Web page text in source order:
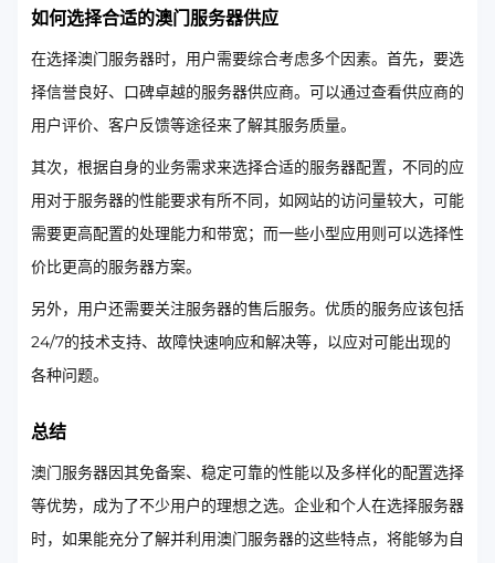
如何选择合适的澳门服务器供应
在选择澳门服务器时，用户需要综合考虑多个因素。首先，要选
择信誉良好、口碑卓越的服务器供应商。可以通过查看供应商的
用户评价、客户反馈等途径来了解其服务质量。
其次，根据自身的业务需求来选择合适的服务器配置，不同的应
用对于服务器的性能要求有所不同，如网站的访问量较大，可能
需要更高配置的处理能力和带宽；而一些小型应用则可以选择性
价比更高的服务器方案。
另外，用户还需要关注服务器的售后服务。优质的服务应该包括
24/7的技术支持、故障快速响应和解决等，以应对可能出现的
各种问题。
总结
澳门服务器因其免备案、稳定可靠的性能以及多样化的配置选择
等优势，成为了不少用户的理想之选。企业和个人在选择服务器
时，如果能充分了解并利用澳门服务器的这些特点，将能够为自